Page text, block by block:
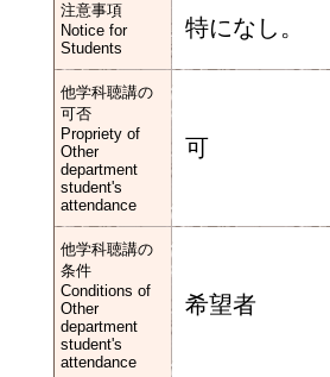
注意事項
Notice for
Students
特になし。
他学科聴講の
可否
Propriety of
Other
department
student's
attendance
可
他学科聴講の
条件
Conditions of
Other
department
student's
attendance
希望者